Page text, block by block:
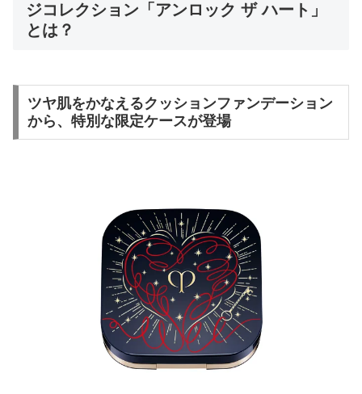
ジコレクション「アンロック ザ ハート」
とは？
ツヤ肌をかなえるクッションファンデーション
から、特別な限定ケースが登場